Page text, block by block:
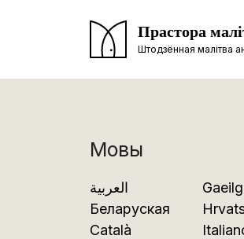
Прастора
Штодзённая малітва
Мовы
العربية
Беларуская
Català